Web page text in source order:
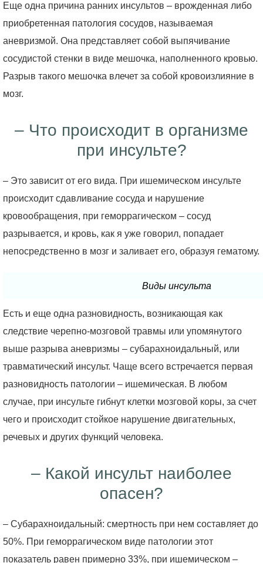
Еще одна причина ранних инсультов – врожденная либо
приобретенная патология сосудов, называемая
аневризмой. Она представляет собой выпячивание
сосудистой стенки в виде мешочка, наполненного кровью.
Разрыв такого мешочка влечет за собой кровоизлияние в
мозг.
– Что происходит в организме
при инсульте?
– Это зависит от его вида. При ишемическом инсульте
происходит сдавливание сосуда и нарушение
кровообращения, при геморрагическом – сосуд
разрывается, и кровь, как я уже говорил, попадает
непосредственно в мозг и заливает его, образуя гематому.
Виды инсульта
Есть и еще одна разновидность, возникающая как
следствие черепно-мозговой травмы или упомянутого
выше разрыва аневризмы – субарахноидальный, или
травматический инсульт. Чаще всего встречается первая
разновидность патологии – ишемическая. В любом
случае, при инсульте гибнут клетки мозговой коры, за счет
чего и происходит стойкое нарушение двигательных,
речевых и других функций человека.
– Какой инсульт наиболее
опасен?
– Субарахноидальный: смертность при нем составляет до
50%. При геморрагическом виде патологии этот
показатель равен примерно 33%, при ишемическом –